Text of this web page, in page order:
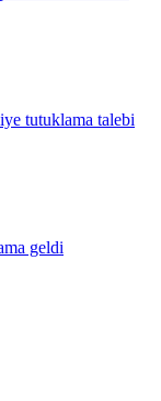
tutuklama talebi
geldi